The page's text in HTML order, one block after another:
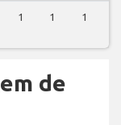
1 1 1
de